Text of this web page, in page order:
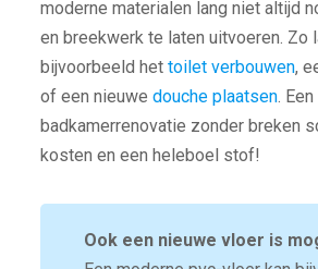
moderne materialen lang niet altijd
en breekwerk te laten uitvoeren. Zo
bijvoorbeeld het toilet verbouwen,
of een nieuwe douche plaatsen. Een
badkamerrenovatie zonder breken
kosten en een heleboel stof!
Ook een nieuwe vloer is